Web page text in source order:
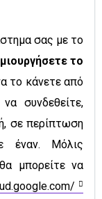
σας με το
το
το κάνετε από
συνδεθείτε,
σε περίπτωση
έναν. Μόλις
μπορείτε να